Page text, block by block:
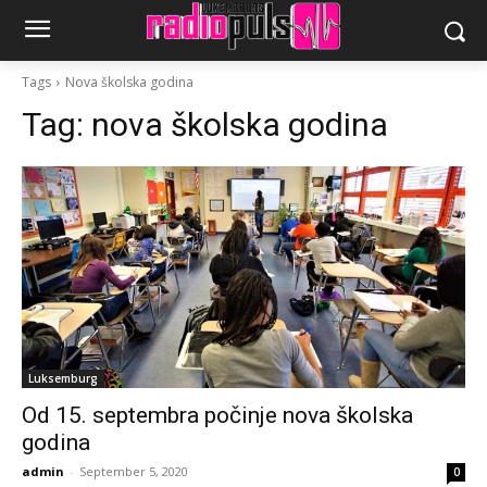
Tags Nova školska godina
Tag: nova školska godina
Luksemburg
Od 15. septembra počinje nova školska
godina
admin - September 5, 2020 0